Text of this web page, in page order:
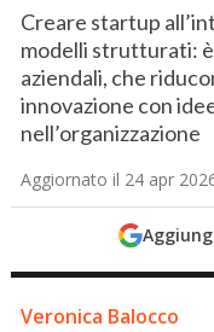
Creare startup
modelli strutturati:
aziendali, che
innovazione con
nell’organizzazione
Aggiornato il 24 apr
Veronica Balocco